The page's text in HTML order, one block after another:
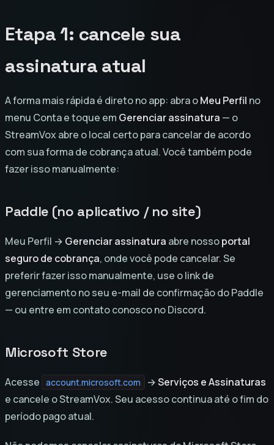
Etapa 1: cancele sua
assinatura atual
A forma mais rápida é direto no app: abra oMeu Perfil no
menu Conta e toque em Gerenciar assinatura — o
StreamVox abre o local certo para cancelar de acordo
com sua forma de cobrança atual. Você também pode
fazer isso manualmente:
Paddle (no aplicativo / no site)
Meu Perfil → Gerenciar assinatura abre nossoportal
seguro de cobrança, onde você pode cancelar. Se
preferir fazer isso manualmente, use o link de
gerenciamento no seu e-mail de confirmação do Paddle
— ou entre em contato conosco no Discord.
Microsoft Store
Acesse account.microsoft.com →Serviços e Assinaturas
e cancele o StreamVox. Seu acesso continua até o fim do
período pago atual.